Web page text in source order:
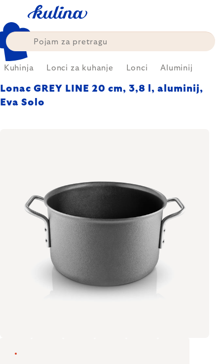
content
Kuhinja Lonci za kuhanje Lonci Aluminij
Lonac GREY LINE 20 cm, 3,8 l, aluminij,
Eva Solo